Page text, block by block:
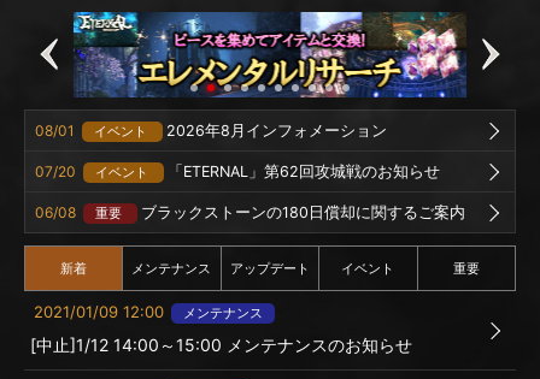
08/01 イベント 2026年8月インフォメーション
07/20 イベント 「ETERNAL」第62回攻城戦のお知らせ
06/08 重要 ブラックストーンの180日償却に関するご案内
新着 メンテナンス アップデート イベント 重要
2021/01/09 12:00 メンテナンス
[中止]1/12 14:00～15:00 メンテナンスのお知らせ